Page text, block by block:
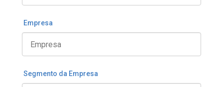
Empresa
Segmento da Empresa